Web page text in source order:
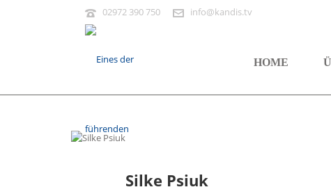
02972 390 750 info@kandis.tv
HOME
Silke Psiuk